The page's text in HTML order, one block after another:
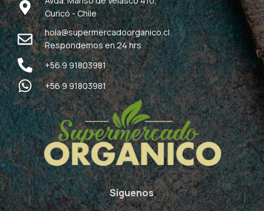
Curicó - Chile
hola@supermercadoorganico.cl
Respondemos en 24 hrs
+56 9 91803981
+56 9 91803981
Síguenos